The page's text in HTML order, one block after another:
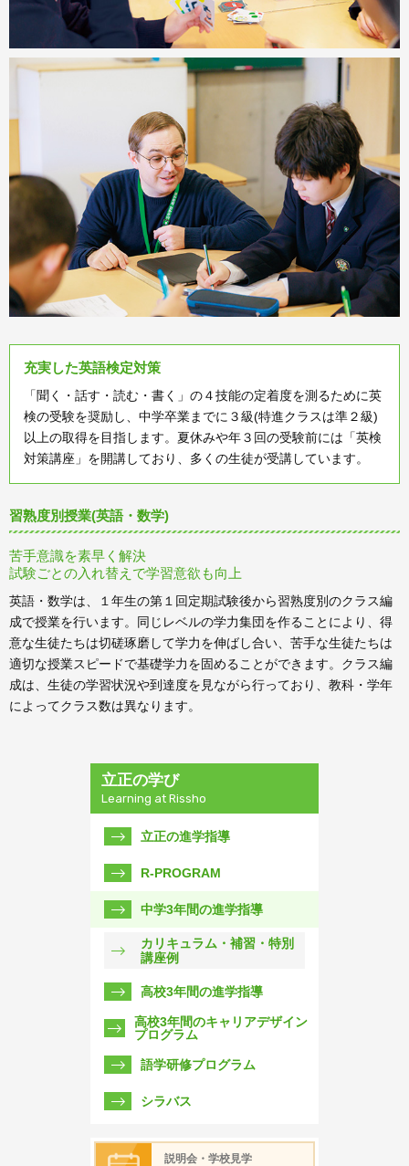
充実した英語検定対策
「聞く・話す・読む・書く」の４技能の定着度を測るために英
検の受験を奨励し、中学卒業までに３級(特進クラスは準２級)
以上の取得を目指します。夏休みや年３回の受験前には「英検
対策講座」を開講しており、多くの生徒が受講しています。
習熟度別授業(英語・数学)
苦手意識を素早く解決
試験ごとの入れ替えで学習意欲も向上
英語・数学は、１年生の第１回定期試験後から習熟度別のクラス編
成で授業を行います。同じレベルの学力集団を作ることにより、得
意な生徒たちは切磋琢磨して学力を伸ばし合い、苦手な生徒たちは
適切な授業スピードで基礎学力を固めることができます。クラス編
成は、生徒の学習状況や到達度を見ながら行っており、教科・学年
によってクラス数は異なります。
立正の学び
Learning at Rissho
立正の進学指導
R-PROGRAM
中学3年間の進学指導
カリキュラム・補習・特別
講座例
高校3年間の進学指導
高校3年間のキャリアデザイン
プログラム
語学研修プログラム
シラバス
説明会・学校見学